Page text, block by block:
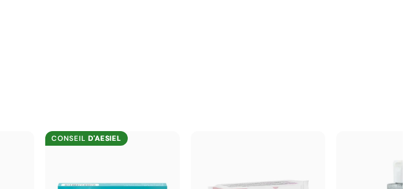
CONSEILD'AESIEL